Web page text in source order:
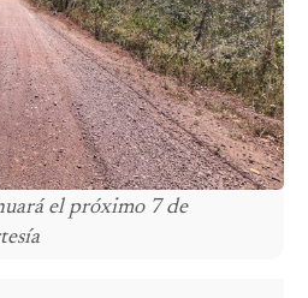
el próximo 7 de